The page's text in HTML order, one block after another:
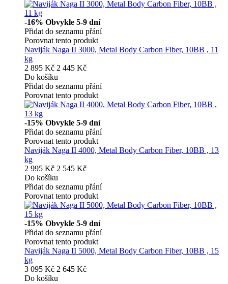
-16% Obvykle 5-9 dní
Přidat do seznamu přání
Porovnat tento produkt
Naviják Naga II 3000, Metal Body Carbon Fiber, 10BB , 11
kg
2 895 Kč 2 445 Kč
Do košíku
Přidat do seznamu přání
Porovnat tento produkt
-15% Obvykle 5-9 dní
Přidat do seznamu přání
Porovnat tento produkt
Naviják Naga II 4000, Metal Body Carbon Fiber, 10BB , 13
kg
2 995 Kč 2 545 Kč
Do košíku
Přidat do seznamu přání
Porovnat tento produkt
-15% Obvykle 5-9 dní
Přidat do seznamu přání
Porovnat tento produkt
Naviják Naga II 5000, Metal Body Carbon Fiber, 10BB , 15
kg
3 095 Kč 2 645 Kč
Do košíku